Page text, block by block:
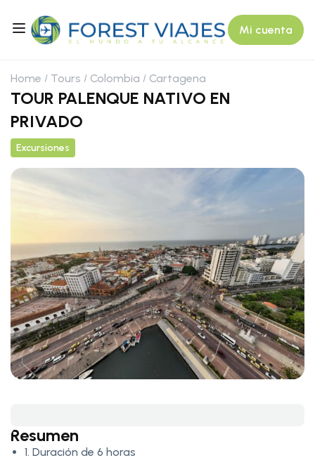
Mi cuenta
Home Tours Colombia Cartagena
TOUR PALENQUE NATIVO EN
PRIVADO
Excursiones
Resumen
1. Duración de 6 horas